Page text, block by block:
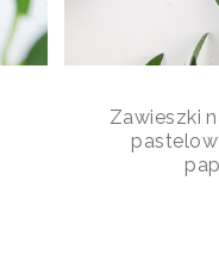
Zawieszki